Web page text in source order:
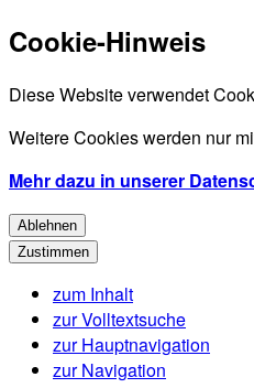
Cookie-Hinweis
Diese Website verwendet
Weitere Cookies werden nur
Mehr dazu in unserer
Ablehnen
Zustimmen
zum Inhalt
zur Volltextsuche
zur Hauptnavigation
zur Navigation